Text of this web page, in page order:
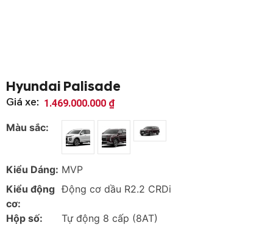
Hyundai Palisade
Giá xe: 1.469.000.000 ₫
Màu sắc:
Kiểu Dáng: MVP
Kiểu động
cơ:
Động cơ dầu R2.2 CRDi
Hộp số:
Tự động 8 cấp (8AT)